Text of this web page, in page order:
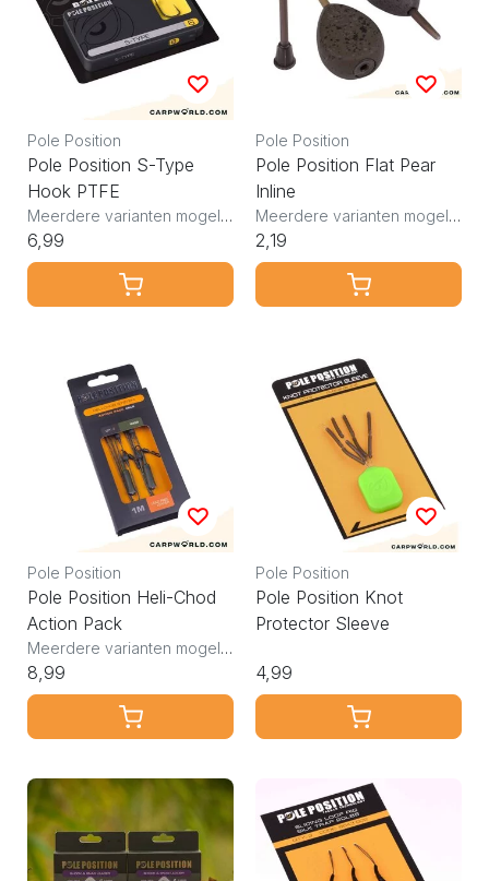
Pole Position
Pole Position S-Type
Hook PTFE
Meerdere varianten mogelijk
6,99
Pole Position
Pole Position Flat Pear
Inline
Meerdere varianten mogelijk
2,19
Pole Position
Pole Position Heli-Chod
Action Pack
Meerdere varianten mogelijk
8,99
Pole Position
Pole Position Knot
Protector Sleeve
4,99